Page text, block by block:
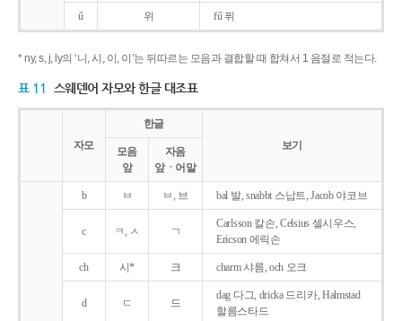
ű 위 fű 퓌
* ny, s, j, ly의 ‘니, 시, 이, 이’는 뒤따르는 모음과 결합할 때 합쳐서 1 음절로 적는다.
표 11 스웨덴어 자모와 한글 대조표
자모
한글
보기
모음
앞
자음
앞ㆍ어말
b ㅂ ㅂ, 브 bal 발, snabbt 스납트, Jacob 야코브
c ㅋ, ㅅ ㄱ
Carlsson 칼손, Celsius 셀시우스,
Ericson 에릭손
ch 시* 크 charm 샤름, och 오크
d ㄷ 드
dag 다그, dricka 드리카, Halmstad
할름스타드